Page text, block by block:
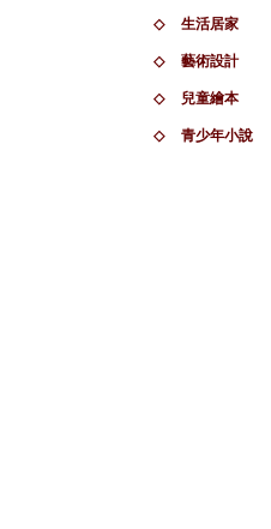
◇ 生活居家
◇ 藝術設計
◇ 兒童繪本
◇ 青少年小說